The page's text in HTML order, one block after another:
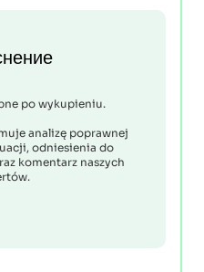
po wykupieniu.
analizę poprawnej
odniesienia do
komentarz naszych